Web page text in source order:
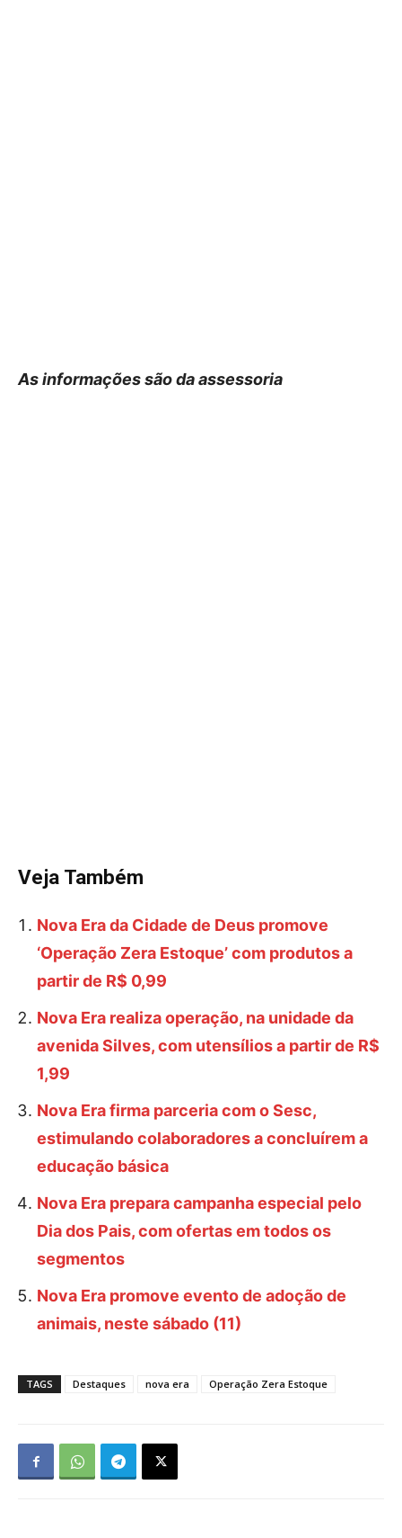
As informações são da assessoria
Veja Também
Nova Era da Cidade de Deus promove
‘Operação Zera Estoque’ com produtos a
partir de R$ 0,99
Nova Era realiza operação, na unidade da
avenida Silves, com utensílios a partir de R$
1,99
Nova Era firma parceria com o Sesc,
estimulando colaboradores a concluírem a
educação básica
Nova Era prepara campanha especial pelo
Dia dos Pais, com ofertas em todos os
segmentos
Nova Era promove evento de adoção de
animais, neste sábado (11)
TAGS Destaques nova era Operação Zera Estoque